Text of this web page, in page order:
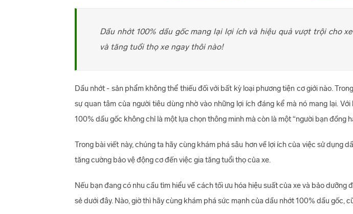
Dầu nhớt 100% dầu gốc mang lại lợi ích và hiệu quả vượt trội cho
và tăng tuổi thọ xe ngay thôi nào!
Dầu nhớt - sản phẩm không thể thiếu đối với bất kỳ loại phương tiện cơ giới nào.
sự quan tâm của người tiêu dùng nhờ vào những lợi ích đáng kể mà nó mang lại.
100% dầu gốc không chỉ là một lựa chọn thông minh mà còn là một “người bạn đồng
Trong bài viết này, chúng ta hãy cùng khám phá sâu hơn về lợi ích của việc sử dụng
tăng cường bảo vệ động cơ đến việc gia tăng tuổi thọ của xe.
Nếu bạn đang có nhu cầu tìm hiểu về cách tối ưu hóa hiệu suất của xe và bảo
sẻ dưới đây. Nào, giờ thì hãy cùng khám phá sức mạnh của dầu nhớt 100% dầu gốc,